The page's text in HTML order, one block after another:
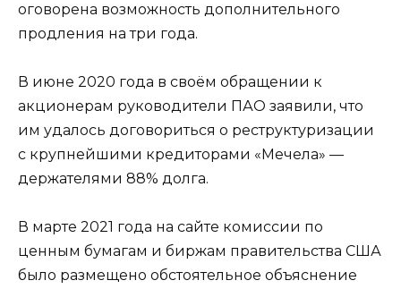
оговорена возможность дополнительного
продления на три года.
В июне 2020 года в своём обращении к
акционерам руководители ПАО заявили, что
им удалось договориться о реструктуризации
с крупнейшими кредиторами «Мечела» —
держателями 88% долга.
В марте 2021 года на сайте комиссии по
ценным бумагам и биржам правительства США
было размещено обстоятельное объяснение